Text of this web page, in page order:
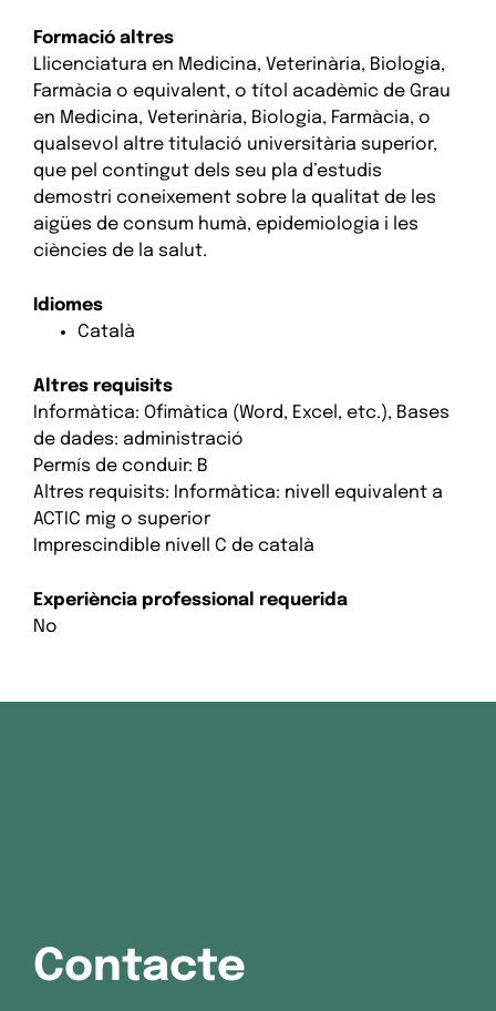
Formació altres
Llicenciatura en Medicina, Veterinària, Biologia,
Farmàcia o equivalent, o títol acadèmic de Grau
en Medicina, Veterinària, Biologia, Farmàcia, o
qualsevol altre titulació universitària superior,
que pel contingut dels seu pla d’estudis
demostri coneixement sobre la qualitat de les
aigües de consum humà, epidemiologia i les
ciències de la salut.
Idiomes
Català
Altres requisits
Informàtica: Ofimàtica (Word, Excel, etc.), Bases
de dades: administració
Permís de conduir: B
Altres requisits: Informàtica: nivell equivalent a
ACTIC mig o superior
Imprescindible nivell C de català
Experiència professional requerida
No
Contacte